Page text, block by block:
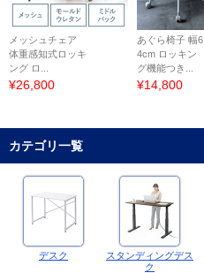
メッシュチェア
体重感知式ロッキ
ング ロ...
¥26,800
あぐら椅子 幅6
4cm ロッキン
グ機能つき...
¥14,800
カテゴリ一覧
デスク
スタンディングデス
ク